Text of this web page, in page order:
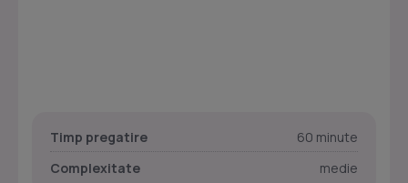
Timp pregatire
60 minute
Complexitate
medie